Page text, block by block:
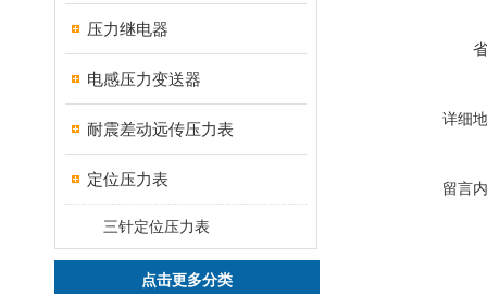
压力继电器
电感压力变送器
耐震差动远传压力表
定位压力表
三针定位压力表
点击更多分类
详细
留言